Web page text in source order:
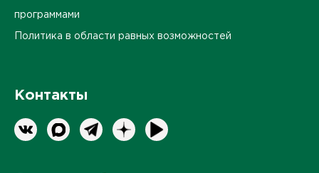
программами
Политика в области равных возможностей
Контакты